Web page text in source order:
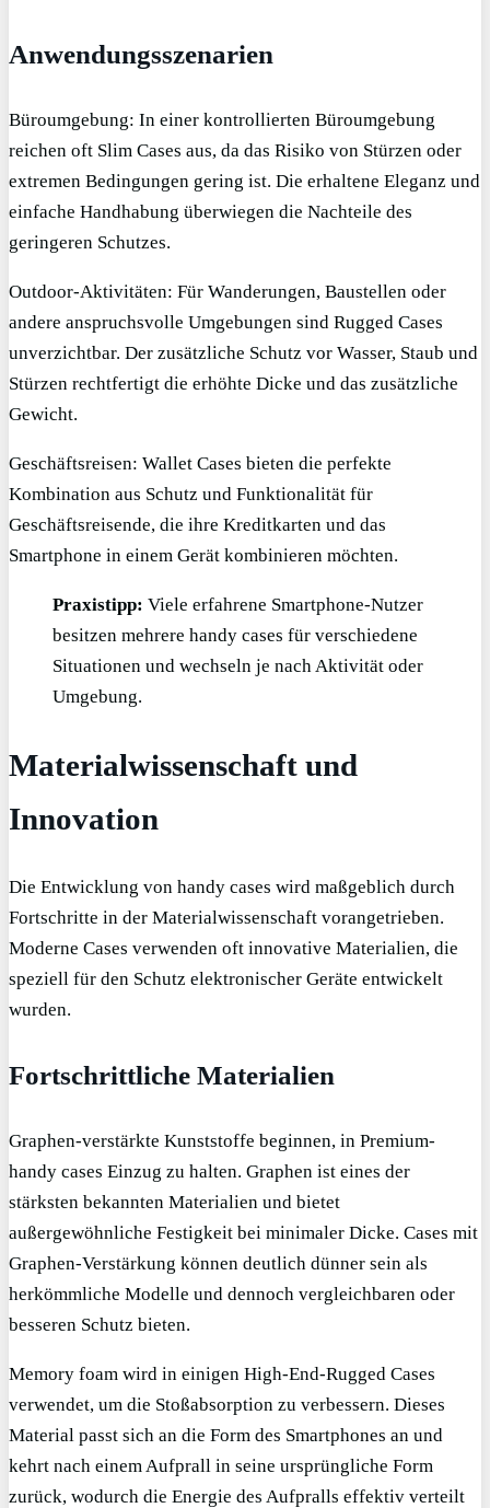
Anwendungsszenarien
Büroumgebung: In einer kontrollierten Büroumgebung
reichen oft Slim Cases aus, da das Risiko von Stürzen oder
extremen Bedingungen gering ist. Die erhaltene Eleganz und
einfache Handhabung überwiegen die Nachteile des
geringeren Schutzes.
Outdoor-Aktivitäten: Für Wanderungen, Baustellen oder
andere anspruchsvolle Umgebungen sind Rugged Cases
unverzichtbar. Der zusätzliche Schutz vor Wasser, Staub und
Stürzen rechtfertigt die erhöhte Dicke und das zusätzliche
Gewicht.
Geschäftsreisen: Wallet Cases bieten die perfekte
Kombination aus Schutz und Funktionalität für
Geschäftsreisende, die ihre Kreditkarten und das
Smartphone in einem Gerät kombinieren möchten.
Praxistipp: Viele erfahrene Smartphone-Nutzer
besitzen mehrere handy cases für verschiedene
Situationen und wechseln je nach Aktivität oder
Umgebung.
Materialwissenschaft und
Innovation
Die Entwicklung von handy cases wird maßgeblich durch
Fortschritte in der Materialwissenschaft vorangetrieben.
Moderne Cases verwenden oft innovative Materialien, die
speziell für den Schutz elektronischer Geräte entwickelt
wurden.
Fortschrittliche Materialien
Graphen-verstärkte Kunststoffe beginnen, in Premium-
handy cases Einzug zu halten. Graphen ist eines der
stärksten bekannten Materialien und bietet
außergewöhnliche Festigkeit bei minimaler Dicke. Cases mit
Graphen-Verstärkung können deutlich dünner sein als
herkömmliche Modelle und dennoch vergleichbaren oder
besseren Schutz bieten.
Memory foam wird in einigen High-End-Rugged Cases
verwendet, um die Stoßabsorption zu verbessern. Dieses
Material passt sich an die Form des Smartphones an und
kehrt nach einem Aufprall in seine ursprüngliche Form
zurück, wodurch die Energie des Aufpralls effektiv verteilt